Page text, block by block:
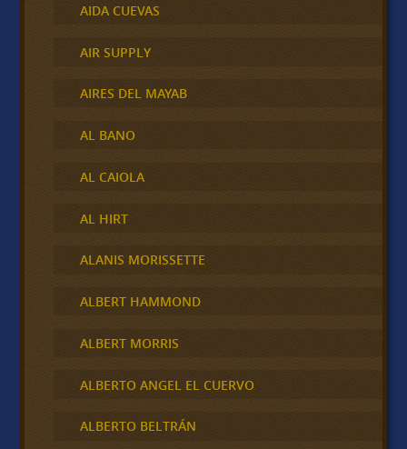
AIDA CUEVAS
AIR SUPPLY
AIRES DEL MAYAB
AL BANO
AL CAIOLA
AL HIRT
ALANIS MORISSETTE
ALBERT HAMMOND
ALBERT MORRIS
ALBERTO ANGEL EL CUERVO
ALBERTO BELTRÁN